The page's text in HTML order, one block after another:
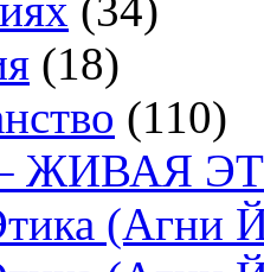
(18)
(110)
ЖИВАЯ
(Агни